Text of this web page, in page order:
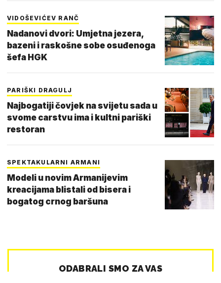
VIDOŠEVIĆEV RANČ
Nadanovi dvori: Umjetna jezera,
bazeni i raskošne sobe osuđenoga
šefa HGK
PARIŠKI DRAGULJ
Najbogatiji čovjek na svijetu sada u
svome carstvu ima i kultni pariški
restoran
SPEKTAKULARNI ARMANI
Modeli u novim Armanijevim
kreacijama blistali od bisera i
bogatog crnog baršuna